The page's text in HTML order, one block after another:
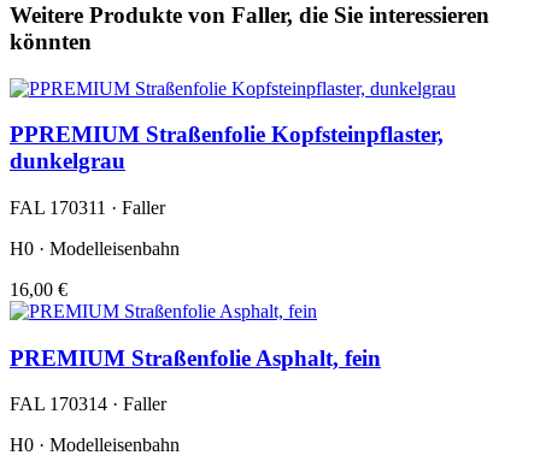
Weitere Produkte von Faller, die Sie interessieren
könnten
PPREMIUM Straßenfolie Kopfsteinpflaster,
dunkelgrau
FAL 170311 · Faller
H0 · Modelleisenbahn
16,00 €
PREMIUM Straßenfolie Asphalt, fein
FAL 170314 · Faller
H0 · Modelleisenbahn